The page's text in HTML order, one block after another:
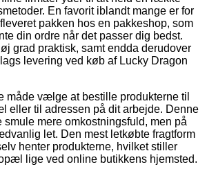
En favorit iblandt mange er for
pakken hos en pakkeshop, som
din ordre når det passer dig bedst.
grad praktisk, samt endda derudover
levering ved køb af Lucky Dragon
måde vælge at bestille produkterne til
eller til adressen på dit arbejde. Denne
smule mere omkostningsfuld, men på
let. Den mest letkøbte fragtform
henter produkterne, hvilket stiller
lige ved online butikkens hjemsted.